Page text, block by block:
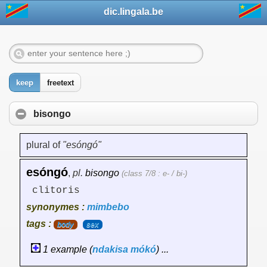
dic.lingala.be
keep freetext
bisongo
plural of "esóngó"
esóngó, pl. bisongo (class 7/8 : e- / bi-)
clitoris
synonymes : mimbebo
tags :
body sex
1 example (ndakisa mókó) ...